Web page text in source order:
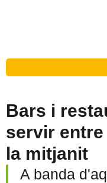
Bars i
servir
la mitjanit
A banda